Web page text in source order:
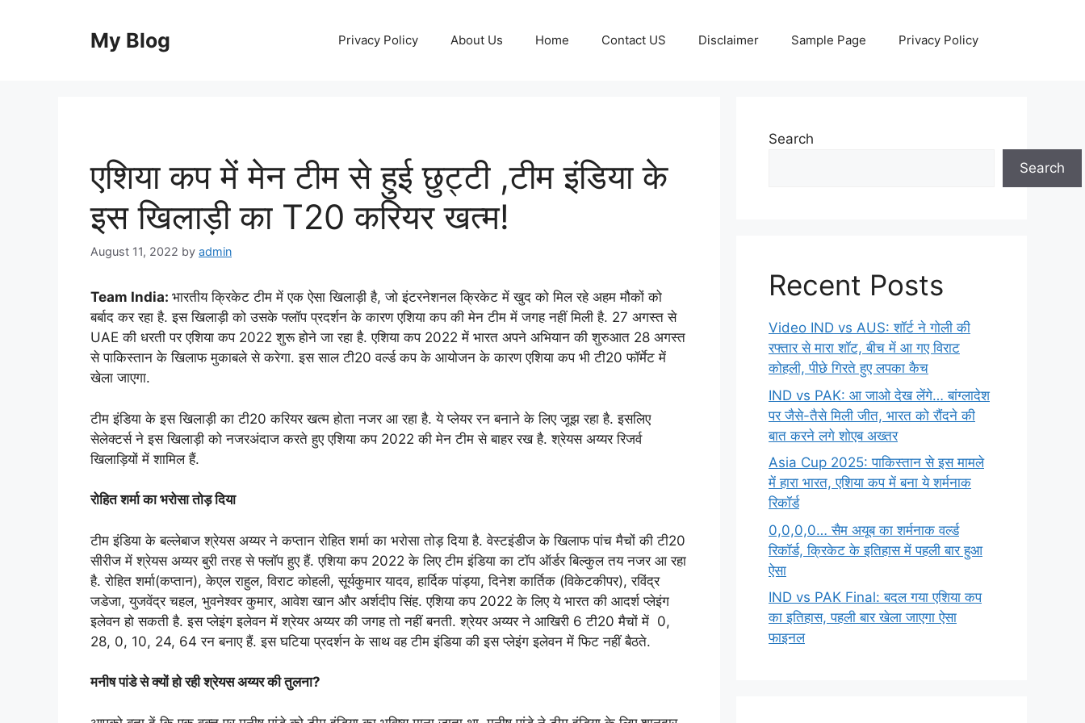
My Blog Privacy Policy About Us Home Contact US Disclaimer Sample Page Privacy Policy
एशिया कप में मेन टीम से हुई छुट्टी ,टीम इंडिया के
इस खिलाड़ी का T20 करियर खत्म!
August 11, 2022 by admin
Team India: भारतीय क्रिकेट टीम में एक ऐसा खिलाड़ी है, जो इंटरनेशनल क्रिकेट में खुद को मिल रहे अहम मौकों को
बर्बाद कर रहा है. इस खिलाड़ी को उसके फ्लॉप प्रदर्शन के कारण एशिया कप की मेन टीम में जगह नहीं मिली है. 27 अगस्त से
UAE की धरती पर एशिया कप 2022 शुरू होने जा रहा है. एशिया कप 2022 में भारत अपने अभियान की शुरुआत 28 अगस्त
से पाकिस्तान के खिलाफ मुकाबले से करेगा. इस साल टी20 वर्ल्ड कप के आयोजन के कारण एशिया कप भी टी20 फॉर्मेट में
खेला जाएगा.
टीम इंडिया के इस खिलाड़ी का टी20 करियर खत्म होता नजर आ रहा है. ये प्लेयर रन बनाने के लिए जूझ रहा है. इसलिए
सेलेक्टर्स ने इस खिलाड़ी को नजरअंदाज करते हुए एशिया कप 2022 की मेन टीम से बाहर रख है. श्रेयस अय्यर रिजर्व
खिलाड़ियों में शामिल हैं.
रोहित शर्मा का भरोसा तोड़ दिया
टीम इंडिया के बल्लेबाज श्रेयस अय्यर ने कप्तान रोहित शर्मा का भरोसा तोड़ दिया है. वेस्टइंडीज के खिलाफ पांच मैचों की टी20
सीरीज में श्रेयस अय्यर बुरी तरह से फ्लॉप हुए हैं. एशिया कप 2022 के लिए टीम इंडिया का टॉप ऑर्डर बिल्कुल तय नजर आ रहा
है. रोहित शर्मा(कप्तान), केएल राहुल, विराट कोहली, सूर्यकुमार यादव, हार्दिक पांड्या, दिनेश कार्तिक (विकेटकीपर), रविंद्र
जडेजा, युजवेंद्र चहल, भुवनेश्वर कुमार, आवेश खान और अर्शदीप सिंह. एशिया कप 2022 के लिए ये भारत की आदर्श प्लेइंग
इलेवन हो सकती है. इस प्लेइंग इलेवन में श्रेयर अय्यर की जगह तो नहीं बनती. श्रेयर अय्यर ने आखिरी 6 टी20 मैचों में 0,
28, 0, 10, 24, 64 रन बनाए हैं. इस घटिया प्रदर्शन के साथ वह टीम इंडिया की इस प्लेइंग इलेवन में फिट नहीं बैठते.
मनीष पांडे से क्यों हो रही श्रेयस अय्यर की तुलना?
Search
Search
Recent Posts
Video IND vs AUS: शॉर्ट ने गोली की
रफ्तार से मारा शॉट, बीच में आ गए विराट
कोहली, पीछे गिरते हुए लपका कैच
IND vs PAK: आ जाओ देख लेंगे… बांग्लादेश
पर जैसे-तैसे मिली जीत, भारत को रौंदने की
बात करने लगे शोएब अख्तर
Asia Cup 2025: पाकिस्तान से इस मामले
में हारा भारत, एशिया कप में बना ये शर्मनाक
रिकॉर्ड
0,0,0,0… सैम अयूब का शर्मनाक वर्ल्ड
रिकॉर्ड, क्रिकेट के इतिहास में पहली बार हुआ
ऐसा
IND vs PAK Final: बदल गया एशिया कप
का इतिहास, पहली बार खेला जाएगा ऐसा
फाइनल